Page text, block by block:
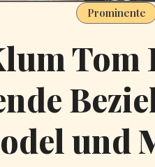
Prominente
Tom
und